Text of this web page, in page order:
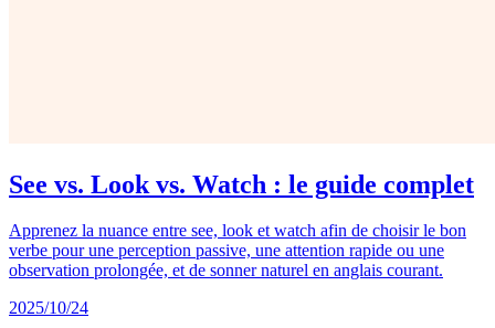
See vs. Look vs. Watch : le guide complet
Apprenez la nuance entre see, look et watch afin de choisir le bon
verbe pour une perception passive, une attention rapide ou une
observation prolongée, et de sonner naturel en anglais courant.
2025/10/24